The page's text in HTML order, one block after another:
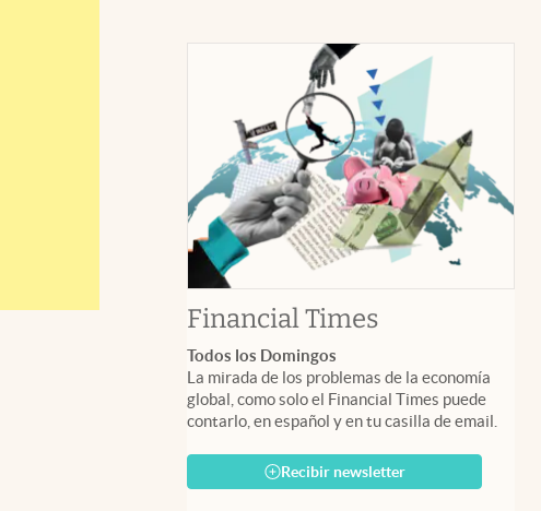
Financial Timesabre en
Todos los Domingos
La mirada de los problemas de la economía
global, como solo el Financial Times puede
contarlo, en español y en tu casilla de email.
Recibir newsletter